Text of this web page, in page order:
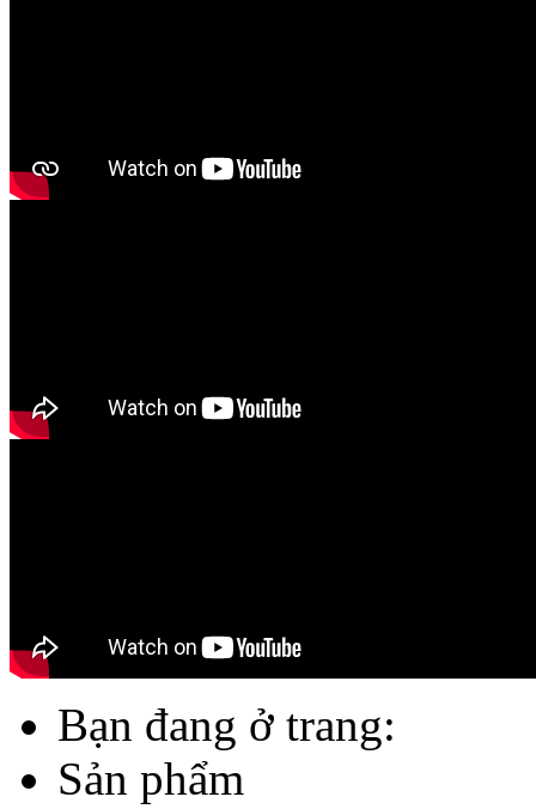
Bạn đang ở trang:
Sản phẩm